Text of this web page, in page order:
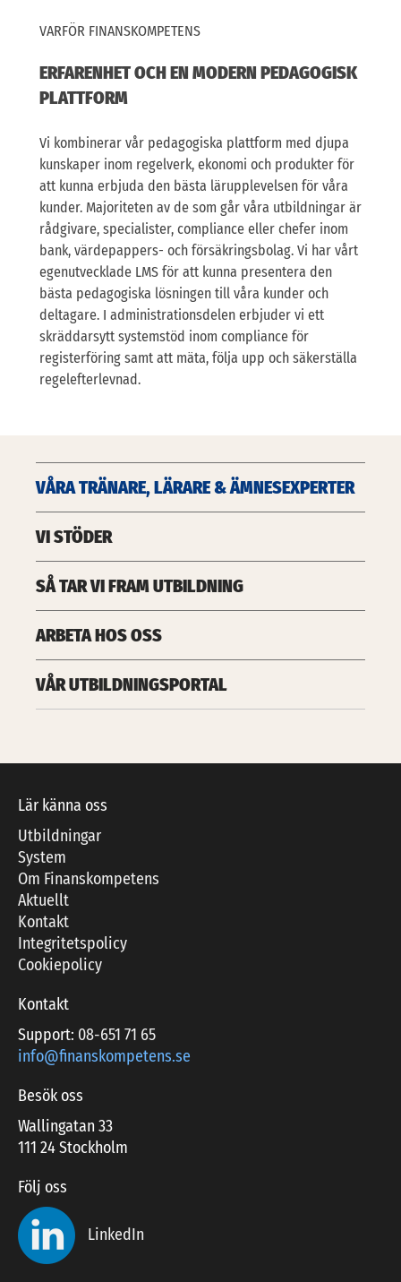
VARFÖR FINANSKOMPETENS
ERFARENHET OCH EN MODERN PEDAGOGISK
PLATTFORM
Vi kombinerar vår pedagogiska plattform med djupa
kunskaper inom regelverk, ekonomi och produkter för
att kunna erbjuda den bästa lärupplevelsen för våra
kunder. Majoriteten av de som går våra utbildningar är
rådgivare, specialister, compliance eller chefer inom
bank, värdepappers- och försäkringsbolag. Vi har vårt
egenutvecklade LMS för att kunna presentera den
bästa pedagogiska lösningen till våra kunder och
deltagare. I administrationsdelen erbjuder vi ett
skräddarsytt systemstöd inom compliance för
registerföring samt att mäta, följa upp och säkerställa
regelefterlevnad.
VÅRA TRÄNARE, LÄRARE & ÄMNESEXPERTER
VI STÖDER
SÅ TAR VI FRAM UTBILDNING
ARBETA HOS OSS
VÅR UTBILDNINGSPORTAL
Lär känna oss
Utbildningar
System
Om Finanskompetens
Aktuellt
Kontakt
Integritetspolicy
Cookiepolicy
Kontakt
Support: 08-651 71 65
info@finanskompetens.se
Besök oss
Wallingatan 33
111 24 Stockholm
Följ oss
LinkedIn